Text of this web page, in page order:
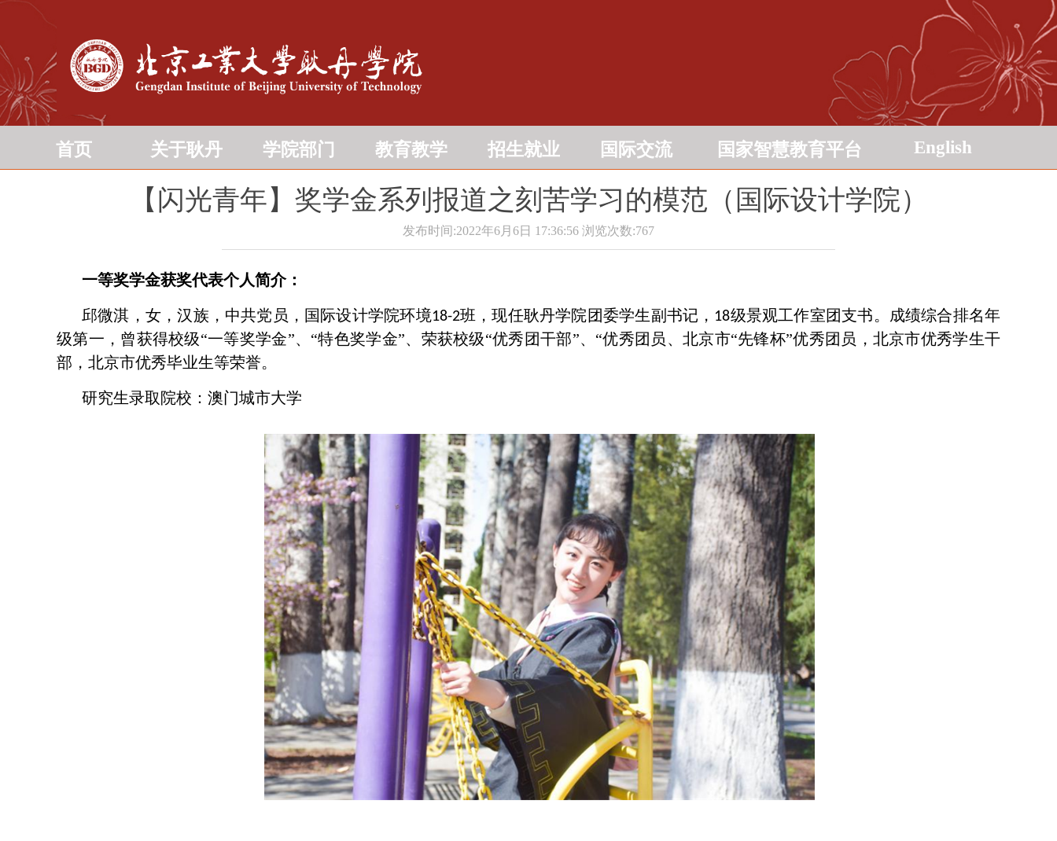
首页 关于耿丹 学院部门 教育教学 招生就业 国际交流 国家智慧教育平台 English
【闪光青年】奖学金系列报道之刻苦学习的模范（国际设计学院）
发布时间:2022年6月6日 17:36:56 浏览次数:767
一等奖学金获奖代表个人简介：
邱微淇，女，汉族，中共党员，国际设计学院环境18-2班，现任耿丹学院团委学生副书记， 18级景观工作室团支书。成绩综合排名年
级第一，曾获得校级“一等奖学金”、“特色奖学金”、荣获校级“优秀团干部”、“优秀团员、北京市“先锋杯”优秀团员，北京市优秀学生干
部，北京市优秀毕业生等荣誉。
研究生录取院校：澳门城市大学